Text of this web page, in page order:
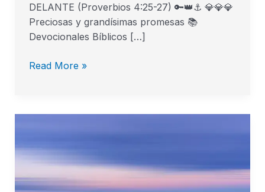
DELANTE (Proverbios 4:25-27) 🔑👑⚓ 💎💎💎
Preciosas y grandísimas promesas 📚
Devocionales Bíblicos […]
Read More »
Dios,
máxima
prioridad